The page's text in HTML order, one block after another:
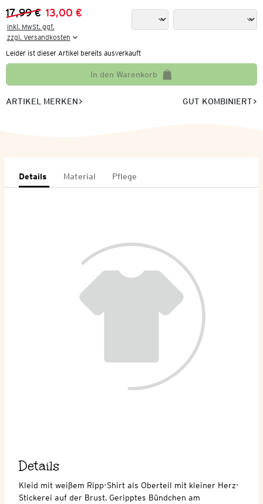
Vorheriger Preis:
17,99 €
Neuer Preis:
13,00 €
inkl. MwSt. ggf.
zzgl. Versandkosten
Leider ist dieser Artikel bereits ausverkauft
In den Warenkorb
ARTIKEL MERKEN GUT KOMBINIERT
Details Material Pflege
Details
Kleid mit weißem Ripp-Shirt als Oberteil mit kleiner Herz-
Stickerei auf der Brust. Geripptes Bündchen am